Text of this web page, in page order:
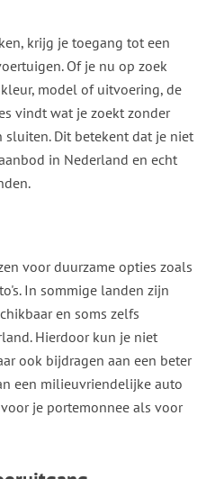
krijg je toegang tot een
Of je nu op zoek
model of uitvoering, de
vindt wat je zoekt zonder
sluiten. Dit betekent dat je niet
in Nederland en echt
voor duurzame opties zoals
In sommige landen zijn
en soms zelfs
Hierdoor kun je niet
ook bijdragen aan een beter
een milieuvriendelijke auto
je portemonnee als voor